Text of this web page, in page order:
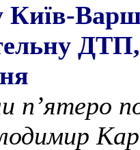
Київ-
ДТП,
п’ятеро